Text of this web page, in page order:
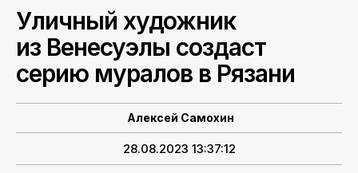
Уличный художник
из Венесуэлы создаст
серию муралов в Рязани
Алексей Самохин
28.08.2023 13:37:12